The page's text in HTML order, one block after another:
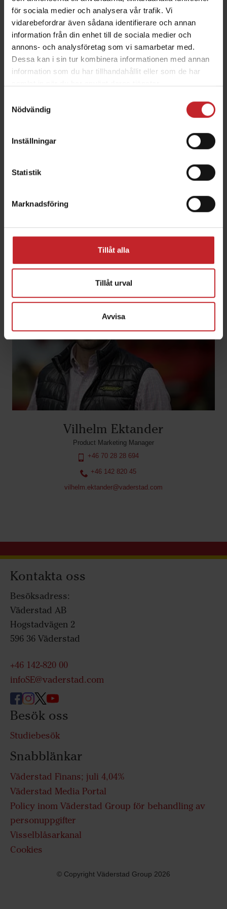
för sociala medier och analysera vår trafik. Vi
vidarebefordrar även sådana identifierare och annan
information från din enhet till de sociala medier och
annons- och analysföretag som vi samarbetar med.
Dessa kan i sin tur kombinera informationen med annan
information som du har tillhandahållit eller som de har
Nödvändig
Inställningar
Statistik
Marknadsföring
Tillåt alla
Tillåt urval
Avvisa
Europa. De visar imponerande resultat med
starkare plantor och en ökning i både biomassa
och rotbiomassa jämfört med en modern
såmaskin – samtidigt som den kan halvera
utsädesmängden för spannmål.
– Proceed är enastående när det kommer till
radslutsprecision och såbäddsoptimering.
till livskraftiga plantor där varje planta ges
säger Lars Thylén.
Vaderstad.com/Proceed
Vilhelm Ektander
Product Marketing Manager
+46 70 28 28 694
+46 142 820 45
vilhelm.ektander@vaderstad.com
Kontakta oss
Besöksadress:
Väderstad AB
Hogstadvägen 2
596 36 Väderstad
+46 142-820 00
infoSE@vaderstad.com
Besök oss
Studiebesök
Snabblänkar
Väderstad Finans; juli 4,04%
Väderstad Media Portal
Policy inom Väderstad Group för behandling av
personuppgifter
Visselblåsarkanal
Cookies
© Copyright Väderstad Group 2026